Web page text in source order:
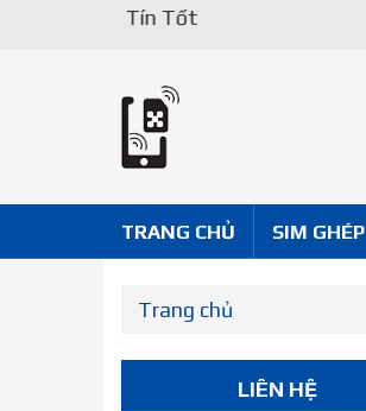
Uy Tín Tốt
TRANG CHỦ SIM GHÉP
Trang chủ
LIÊN HỆ